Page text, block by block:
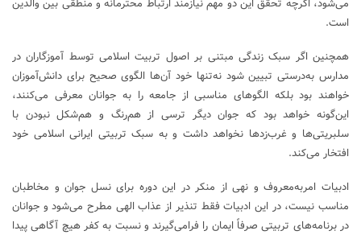
می‌شود، اگرچه تحقق این دو مهم نیازمند ارتباط محترمانه و منطقی بین والدین
است.
همچنین اگر سبک زندگی مبتنی بر اصول تربیت اسلامی توسط آموزگاران در
مدارس به‌درستی تبیین شود نه‌تنها خود آن‌ها الگوی صحیح برای دانش‌آموزان
خواهند بود بلکه الگوهای مناسبی از جامعه را به جوانان معرفی می‌کنند،
این‌گونه خواهد بود که جوان دیگر ترسی از هم‌رنگ و هم‌شکل نبودن با
سلبریتی‌ها و غرب‌زدها نخواهد داشت و به سبک تربیتی ایرانی اسلامی خود
افتخار می‌کند.
ادبیات امربه‌معروف و نهی از منکر در این دوره برای نسل جوان و مخاطبان
مناسب نیست، در این ادبیات فقط تنذیر از عذاب الهی مطرح می‌شود و جوانان
در برنامه‌های تربیتی صرفاً ایمان را فرامی‌گیرند و نسبت به کفر هیچ آگاهی پیدا